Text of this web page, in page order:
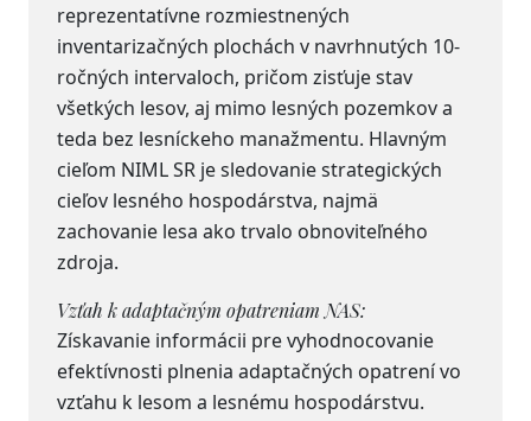
reprezentatívne rozmiestnených
inventarizačných plochách v navrhnutých 10-
ročných intervaloch, pričom zisťuje stav
všetkých lesov, aj mimo lesných pozemkov a
teda bez lesníckeho manažmentu. Hlavným
cieľom NIML SR je sledovanie strategických
cieľov lesného hospodárstva, najmä
zachovanie lesa ako trvalo obnoviteľného
zdroja.
Vzťah k adaptačným opatreniam NAS:
Získavanie informácii pre vyhodnocovanie
efektívnosti plnenia adaptačných opatrení vo
vzťahu k lesom a lesnému hospodárstvu.